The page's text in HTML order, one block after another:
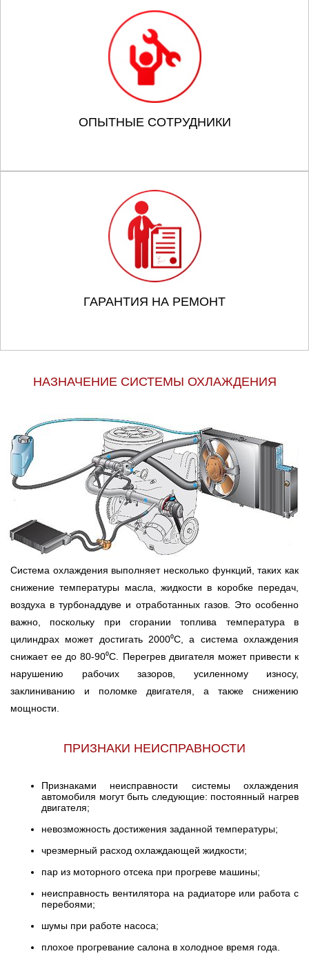
ОПЫТНЫЕ СОТРУДНИКИ
ГАРАНТИЯ НА РЕМОНТ
НАЗНАЧЕНИЕ СИСТЕМЫ ОХЛАЖДЕНИЯ
Система охлаждения выполняет несколько функций, таких как
снижение температуры масла, жидкости в коробке передач,
воздуха в турбонаддуве и отработанных газов. Это особенно
важно, поскольку при сгорании топлива температура в
цилиндрах может достигать 2000⁰С, а система охлаждения
снижает ее до 80-90⁰С. Перегрев двигателя может привести к
нарушению рабочих зазоров, усиленному износу,
заклиниванию и поломке двигателя, а также снижению
мощности.
ПРИЗНАКИ НЕИСПРАВНОСТИ
Признаками неисправности системы охлаждения
автомобиля могут быть следующие: постоянный нагрев
двигателя;
невозможность достижения заданной температуры;
чрезмерный расход охлаждающей жидкости;
пар из моторного отсека при прогреве машины;
неисправность вентилятора на радиаторе или работа с
перебоями;
шумы при работе насоса;
плохое прогревание салона в холодное время года.